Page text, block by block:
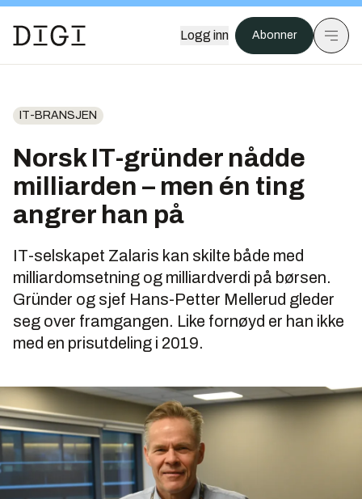
Logg inn Abonner
IT-BRANSJEN
Norsk IT-gründer nådde
milliarden – men én ting
angrer han på
IT-selskapet Zalaris kan skilte både med
milliardomsetning og milliardverdi på børsen.
Gründer og sjef Hans-Petter Mellerud gleder
seg over framgangen. Like fornøyd er han ikke
med en prisutdeling i 2019.